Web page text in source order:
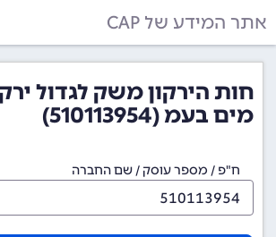
אתר המידע של CAP
חות הירקון משק לגדול
מים בעמ (510113954)
ח"פ / מספר עוסק / שם החברה